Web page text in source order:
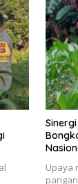
Upaya